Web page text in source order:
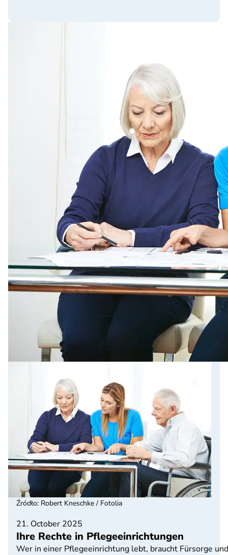
21. October 2025
Ihre Rechte in Pflegeeinrichtungen
Wer in einer Pflegeeinrichtung lebt, braucht Fürsorge
Źródło: Robert Kneschke / Fotolia